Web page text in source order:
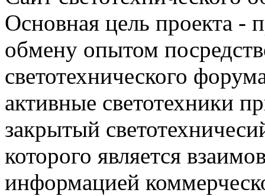
Основная цель проекта -
обмену опытом
светотехнического
активные светотехники
закрытый
которого является
информацией